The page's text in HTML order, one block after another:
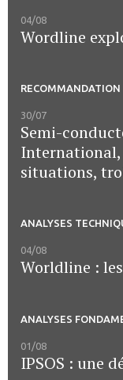
04/08
Wordline
RECOMMANDATION
30/07
Semi-
International,
situations,
ANALYSES
04/08
Worldline :
ANALYSES
01/08
IPSOS : une